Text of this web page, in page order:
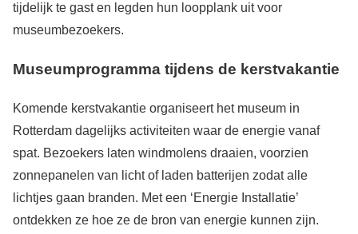
tijdelijk te gast en legden hun loopplank uit voor
museumbezoekers.
Museumprogramma tijdens de kerstvakantie
Komende kerstvakantie organiseert het museum in
Rotterdam dagelijks activiteiten waar de energie vanaf
spat. Bezoekers laten windmolens draaien, voorzien
zonnepanelen van licht of laden batterijen zodat alle
lichtjes gaan branden. Met een ‘Energie Installatie’
ontdekken ze hoe ze de bron van energie kunnen zijn.